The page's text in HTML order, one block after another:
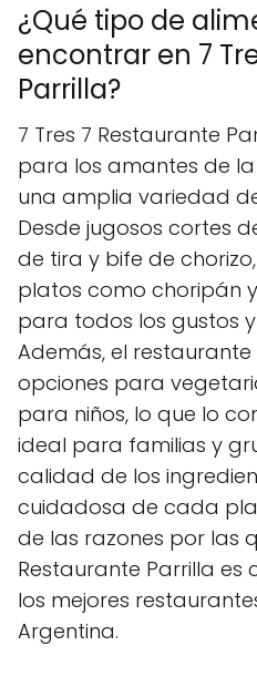
¿Qué tipo de
encontrar en 7
Parrilla?
7 Tres 7 Restaurante
para los amantes de
una amplia variedad
Desde jugosos cortes
de tira y bife de
platos como choripán
para todos los gustos
Además, el
opciones para
para niños, lo que lo
ideal para familias y
calidad de los
cuidadosa de cada
de las razones por las
Restaurante Parrilla es
los mejores
Argentina.